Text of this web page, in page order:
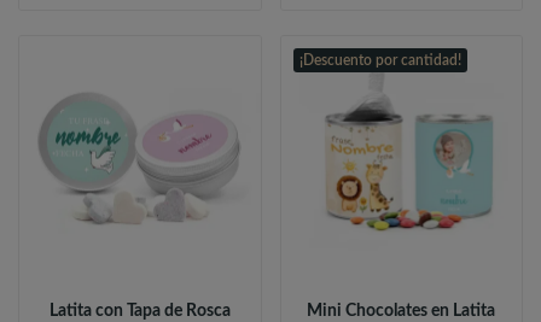
Latita con Tapa de Rosca
¡Descuento por cantidad!
Mini Chocolates en Latita